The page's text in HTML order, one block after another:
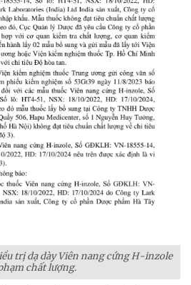
trị dạ dày Viên nang cứng H-inzole
chất lượng.